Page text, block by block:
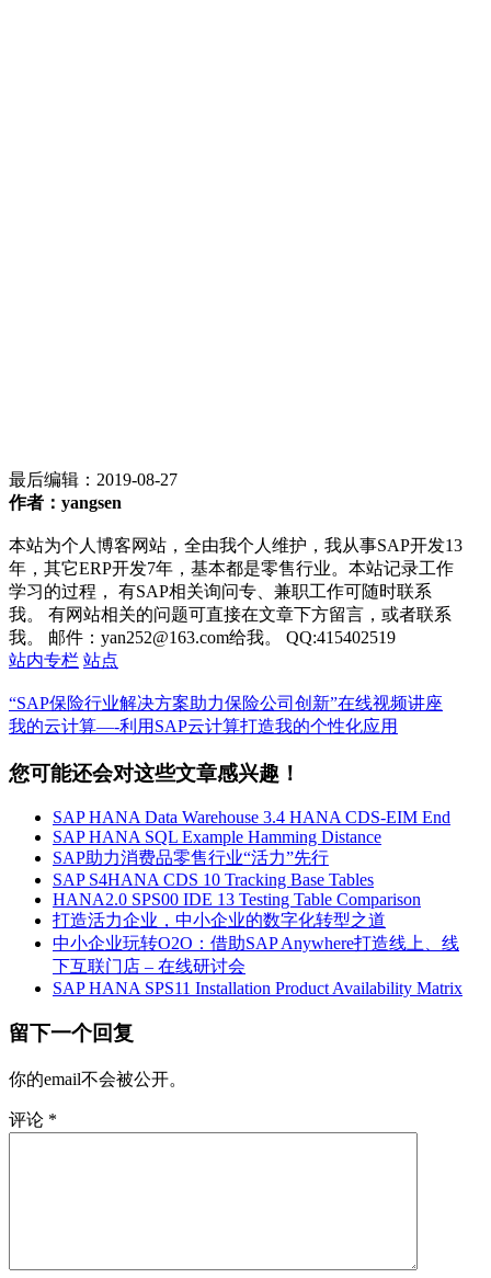
最后编辑： 2019-08-27
作者：yangsen
本站为个人博客网站，全由我个人维护，我从事SAP开发13
年，其它ERP开发7年，基本都是零售行业。本站记录工作
学习的过程， 有SAP相关询问专、兼职工作可随时联系
我。 有网站相关的问题可直接在文章下方留言，或者联系
我。 邮件：yan252@163.com给我。 QQ:415402519
站内专栏 站点
“SAP保险行业解决方案助力保险公司创新”在线视频讲座
我的云计算—-利用SAP云计算打造我的个性化应用
您可能还会对这些文章感兴趣！
SAP HANA Data Warehouse 3.4 HANA CDS-EIM End
SAP HANA SQL Example Hamming Distance
SAP助力消费品零售行业“活力”先行
SAP S4HANA CDS 10 Tracking Base Tables
HANA2.0 SPS00 IDE 13 Testing Table Comparison
打造活力企业，中小企业的数字化转型之道
中小企业玩转O2O：借助SAP Anywhere打造线上、线
下互联门店 – 在线研讨会
SAP HANA SPS11 Installation Product Availability Matrix
留下一个回复
你的email不会被公开。
评论 *